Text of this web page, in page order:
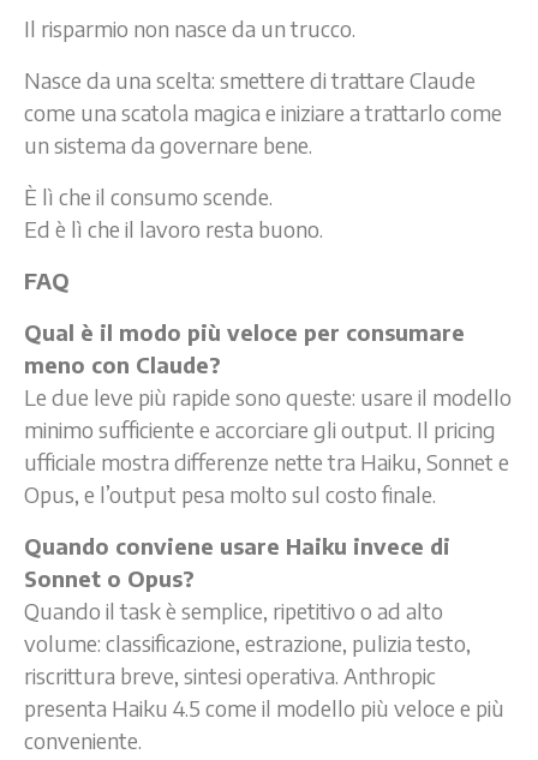
Il risparmio non nasce da un trucco.
Nasce da una scelta: smettere di trattare Claude
come una scatola magica e iniziare a trattarlo come
un sistema da governare bene.
È lì che il consumo scende.
Ed è lì che il lavoro resta buono.
FAQ
Qual è il modo più veloce per consumare
meno con Claude?
Le due leve più rapide sono queste: usare il modello
minimo sufficiente e accorciare gli output. Il pricing
ufficiale mostra differenze nette tra Haiku, Sonnet e
Opus, e l’output pesa molto sul costo finale.
Quando conviene usare Haiku invece di
Sonnet o Opus?
Quando il task è semplice, ripetitivo o ad alto
volume: classificazione, estrazione, pulizia testo,
riscrittura breve, sintesi operativa. Anthropic
presenta Haiku 4.5 come il modello più veloce e più
conveniente.